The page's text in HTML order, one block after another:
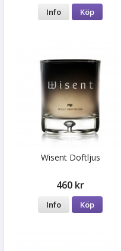
Info Köp
Wisent Doftljus
460 kr
Info Köp